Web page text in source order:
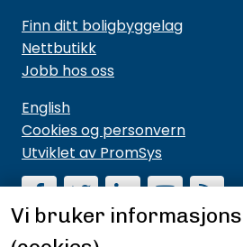
Finn ditt boligbyggelag
Nettbutikk
Jobb hos oss
English
Cookies og personvern
Utviklet av PromSys
Vi bruker